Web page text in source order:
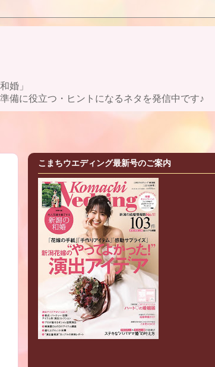
婚」
備に役立つ・ヒントになるネタを発信中です♪
こまちウエディング最新号のご案内